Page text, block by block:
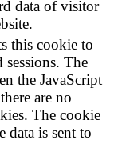
data of visitor
this cookie to
sessions. The
the JavaScript
are no
The cookie
data is sent to